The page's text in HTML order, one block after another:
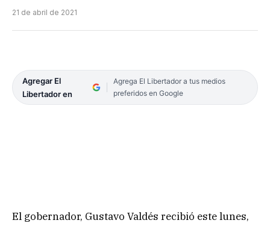
21 de abril de 2021
Agregar El
Libertador en
Agrega El Libertador a tus medios
preferidos en Google
El gobernador, Gustavo Valdés recibió este lunes,